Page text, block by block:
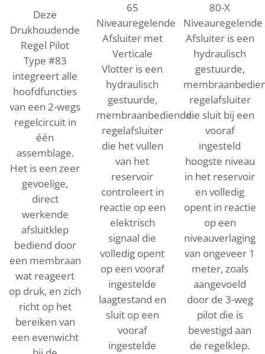
Deze
Drukhoudende
Regel Pilot
Type #83
integreert alle
hoofdfuncties
van een 2-wegs
regelcircuit in
één
assemblage.
Het is een zeer
gevoelige,
direct
werkende
afsluitklep
bediend door
een membraan
wat reageert
op druk, en zich
richt op het
bereiken van
een evenwicht
65
Niveauregelende
Afsluiter met
Verticale
Vlotter is een
hydraulisch
gestuurde,
membraanbediende
regelafsluiter
die het vullen
van het
reservoir
controleert in
reactie op een
elektrisch
signaal die
volledig opent
op een vooraf
ingestelde
laagtestand en
sluit op een
vooraf
ingestelde
80-X
Niveauregelende
Afsluiter is een
hydraulisch
gestuurde,
regelafsluiter
die sluit bij een
vooraf
ingesteld
hoogste niveau
in het reservoir
en volledig
opent in reactie
op een
niveauverlaging
van ongeveer 1
meter, zoals
aangevoeld
door de 3-weg
pilot die is
bevestigd aan
de regelklep.